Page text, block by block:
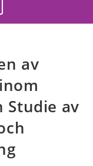
av
Studie av